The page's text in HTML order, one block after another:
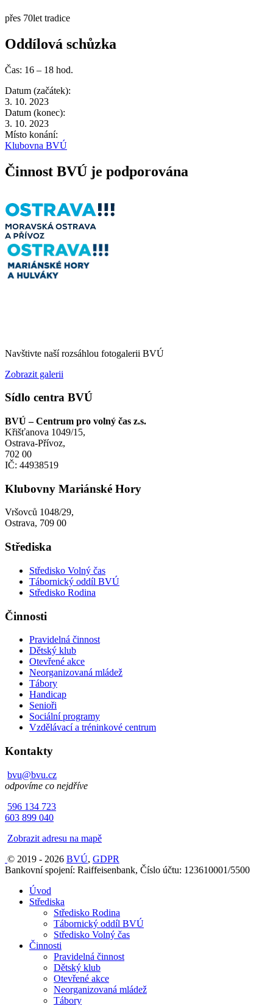
přes 70let tradice
Oddílová schůzka
Čas: 16 – 18 hod.
Datum (začátek):
3. 10. 2023
Datum (konec):
3. 10. 2023
Místo konání:
Klubovna BVÚ
Činnost BVÚ je podporována
Navštivte naší rozsáhlou fotogalerii BVÚ
Zobrazit galerii
Sídlo centra BVÚ
BVÚ – Centrum pro volný čas z.s.
Křišťanova 1049/15,
Ostrava-Přívoz,
702 00
IČ: 44938519
Klubovny Mariánské Hory
Vršovců 1048/29,
Ostrava, 709 00
Střediska
Středisko Volný čas
Tábornický oddíl BVÚ
Středisko Rodina
Činnosti
Pravidelná činnost
Dětský klub
Otevřené akce
Neorganizovaná mládež
Tábory
Handicap
Senioři
Sociální programy
Vzdělávací a tréninkové centrum
Kontakty
bvu@bvu.cz
odpovíme co nejdříve
596 134 723
603 899 040
Zobrazit adresu na mapě
© 2019 - 2026 BVÚ, GDPR
Bankovní spojení: Raiffeisenbank, Číslo účtu: 123610001/5500
Úvod
Střediska
Středisko Rodina
Tábornický oddíl BVÚ
Středisko Volný čas
Činnosti
Pravidelná činnost
Dětský klub
Otevřené akce
Neorganizovaná mládež
Tábory